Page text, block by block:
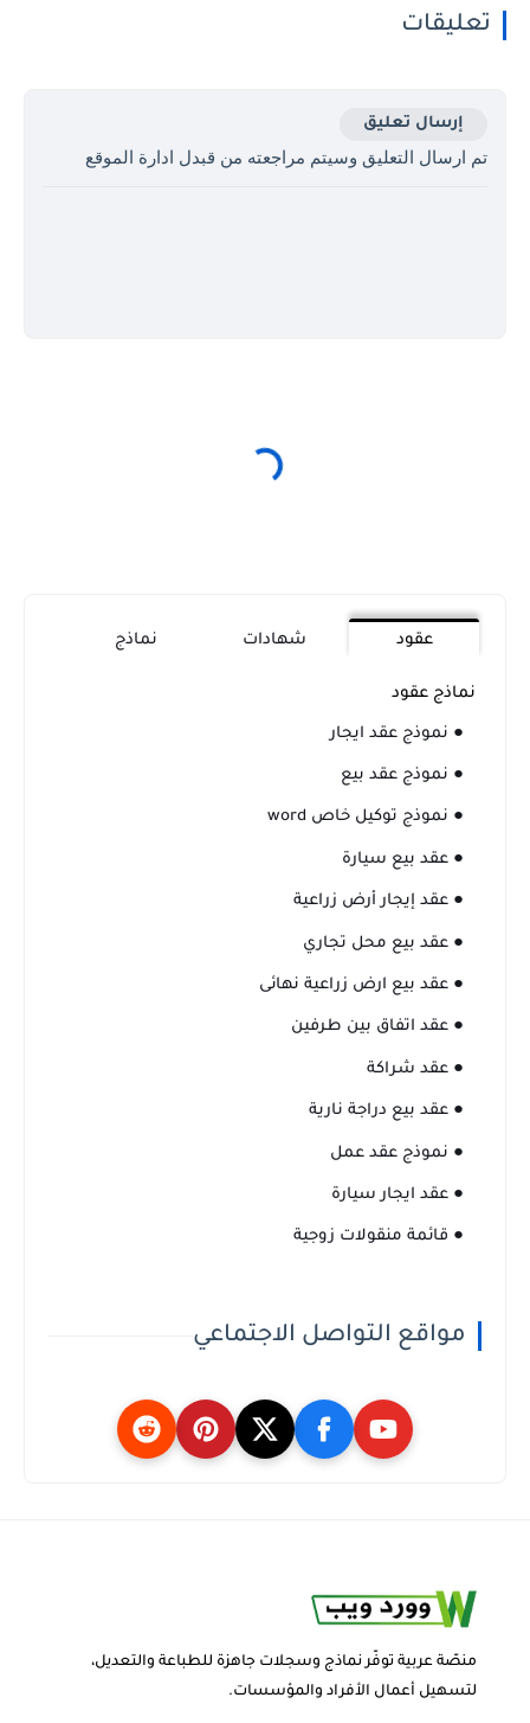
تعليقات
إرسال تعليق
تم ارسال التعليق وسيتم مراجعته من قبدل ادارة الموقع
عقود شهادات نماذج
نماذج عقود
● نموذج عقد ايجار
● نموذج عقد بيع
● نموذج توكيل خاص word
● عقد بيع سيارة
● عقد إيجار أرض زراعية
● عقد بيع محل تجاري
● عقد بيع ارض زراعية نهائى
● عقد اتفاق بين طرفين
● عقد شراكة
● عقد بيع دراجة نارية
● نموذج عقد عمل
● عقد ايجار سيارة
● قائمة منقولات زوجية
مواقع التواصل الاجتماعي
منصّة عربية توفّر نماذج وسجلات جاهزة للطباعة والتعديل،
لتسهيل أعمال الأفراد والمؤسسات.